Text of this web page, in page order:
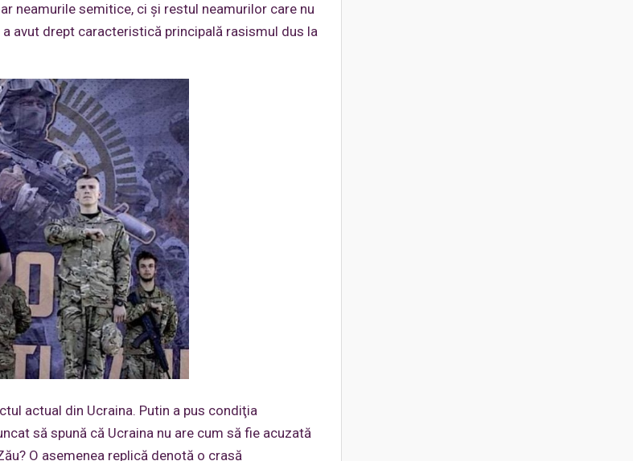
neamurile semitice, ci şi restul neamurilor care nu
avut drept caracteristică principală rasismul dus la
actual din Ucraina. Putin a pus condiţia
să spună că Ucraina nu are cum să fie acuzată
O asemenea replică denotă o crasă